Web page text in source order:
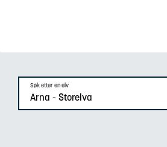
Søk etter en elv